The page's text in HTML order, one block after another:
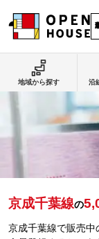
京成千葉線の
京成千葉線で販売中
地域から探す 沿